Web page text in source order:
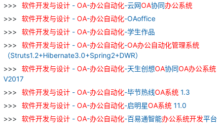
软件开发与设计 - OA-办公自动化-云网OA协同办公系统
软件开发与设计 - OA-办公自动化-OAoffice
软件开发与设计 - OA-办公自动化-学生作品
软件开发与设计 - OA-办公自动化-OA办公自动化管理系统
（Struts1.2+Hibernate3.0+Spring2+DWR）
软件开发与设计 - OA-办公自动化-天生创想OA协同OA办公系统
V2017
软件开发与设计 - OA-办公自动化-毕节热线OA系统 1.3
软件开发与设计 - OA-办公自动化-启明星OA系统 11.0
软件开发与设计 - OA-办公自动化-百易通智能办公系统开发平台